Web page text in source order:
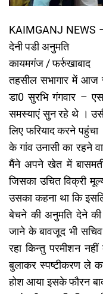
KAIMGANJ NEWS
देनी पडी अनुमति
कायमगंज / फर्रुखाबाद
तहसील सभागार में आज
डा0 सुरभि गंगवार –
समस्याएं सुन रहे थे ।
लिए फरियाद करने पहुंचा
के गांव उनासी का रहने
मैंने अपने खेत में बासमती
जिसका उचित विक्री
उसका कहना था कि
बेचने की अनुमति देने की
जाने के बावजूद भी
रहा किन्तु परमीशन
बुलाकर स्पष्टीकरण ले
होश आया इसके फौरन